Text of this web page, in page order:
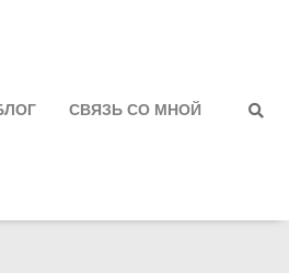
СВЯЗЬ СО МНОЙ